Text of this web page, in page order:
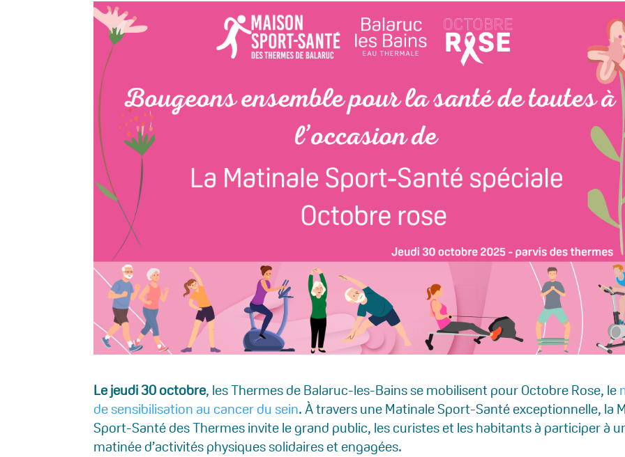
Le jeudi 30 octobre, les Thermes de Balaruc-les-Bains se mobilisent pour Octobre Rose, le
de sensibilisation au cancer du sein. À travers une Matinale Sport-Santé exceptionnelle, la
Sport-Santé des Thermes invite le grand public, les curistes et les habitants à participer à
matinée d’activités physiques solidaires et engagées.